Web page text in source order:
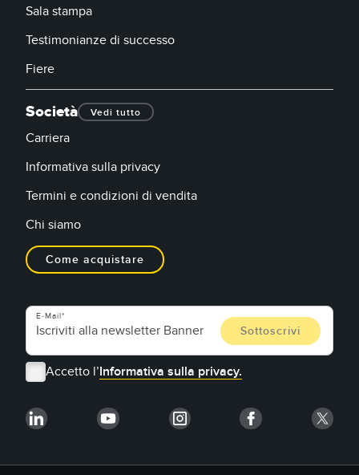
Sala stampa
Testimonianze di successo
Fiere
Società Vedi tutto
Carriera
Informativa sulla privacy
Termini e condizioni di vendita
Chi siamo
Come acquistare
E-Mail
Accetto l’Informativa sulla privacy.